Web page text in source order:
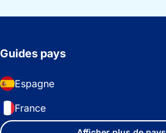
Guides pays
Espagne
France